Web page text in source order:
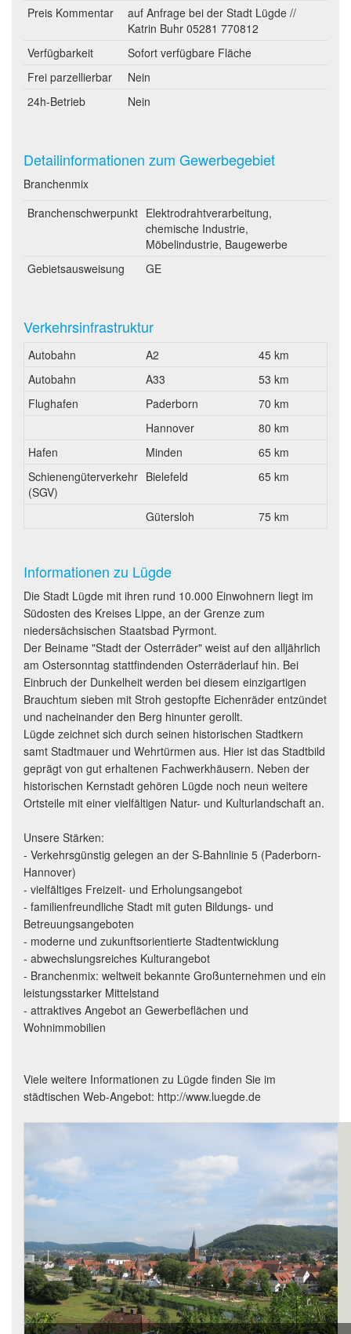
Preis Kommentar
auf Anfrage bei der Stadt Lügde //
Katrin Buhr 05281 770812
Verfügbarkeit
Sofort verfügbare Fläche
Frei parzellierbar
Nein
24h-Betrieb
Nein
Detailinformationen zum Gewerbegebiet
Branchenmix
Branchenschwerpunkt Elektrodrahtverarbeitung,
chemische Industrie,
Möbelindustrie, Baugewerbe
Gebietsausweisung
GE
Verkehrsinfrastruktur
Autobahn A2
45 km
Autobahn
A33
53 km
Flughafen
Paderborn
70 km
Hannover
80 km
Hafen
Minden
65 km
Schienengüterverkehr
(SGV)
Bielefeld 65 km
Gütersloh 75 km
Informationen zu Lügde
Die Stadt Lügde mit ihren rund 10.000 Einwohnern liegt im
Südosten des Kreises Lippe, an der Grenze zum
niedersächsischen Staatsbad Pyrmont.
Der Beiname "Stadt der Osterräder" weist auf den alljährlich
am Ostersonntag stattfindenden Osterräderlauf hin. Bei
Einbruch der Dunkelheit werden bei diesem einzigartigen
Brauchtum sieben mit Stroh gestopfte Eichenräder entzündet
und nacheinander den Berg hinunter gerollt.
Lügde zeichnet sich durch seinen historischen Stadtkern
samt Stadtmauer und Wehrtürmen aus. Hier ist das Stadtbild
geprägt von gut erhaltenen Fachwerkhäusern. Neben der
historischen Kernstadt gehören Lügde noch neun weitere
Ortsteile mit einer vielfältigen Natur- und Kulturlandschaft an.
Unsere Stärken:
- Verkehrsgünstig gelegen an der S-Bahnlinie 5 (Paderborn-
Hannover)
- vielfältiges Freizeit- und Erholungsangebot
- familienfreundliche Stadt mit guten Bildungs- und
Betreuungsangeboten
- moderne und zukunftsorientierte Stadtentwicklung
- abwechslungsreiches Kulturangebot
- Branchenmix: weltweit bekannte Großunternehmen und ein
leistungsstarker Mittelstand
- attraktives Angebot an Gewerbeflächen und
Wohnimmobilien
Viele weitere Informationen zu Lügde finden Sie im
städtischen Web-Angebot: http://www.luegde.de